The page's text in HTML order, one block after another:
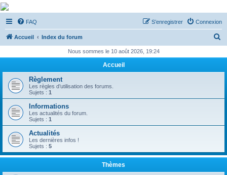
De Musicae Militari -
Forums
Forums de discussions
FAQ Connexion
S’enregistrer
Accueil Index du forum
h
r
Nous sommes le 10 août 2026, 19:24
Accueil
Règlement
Les règles d’utilisation des forums.
Sujets : 1
Informations
Les actualités du forum.
Sujets : 1
Actualités
Les dernières infos !
Sujets : 5
Thèmes